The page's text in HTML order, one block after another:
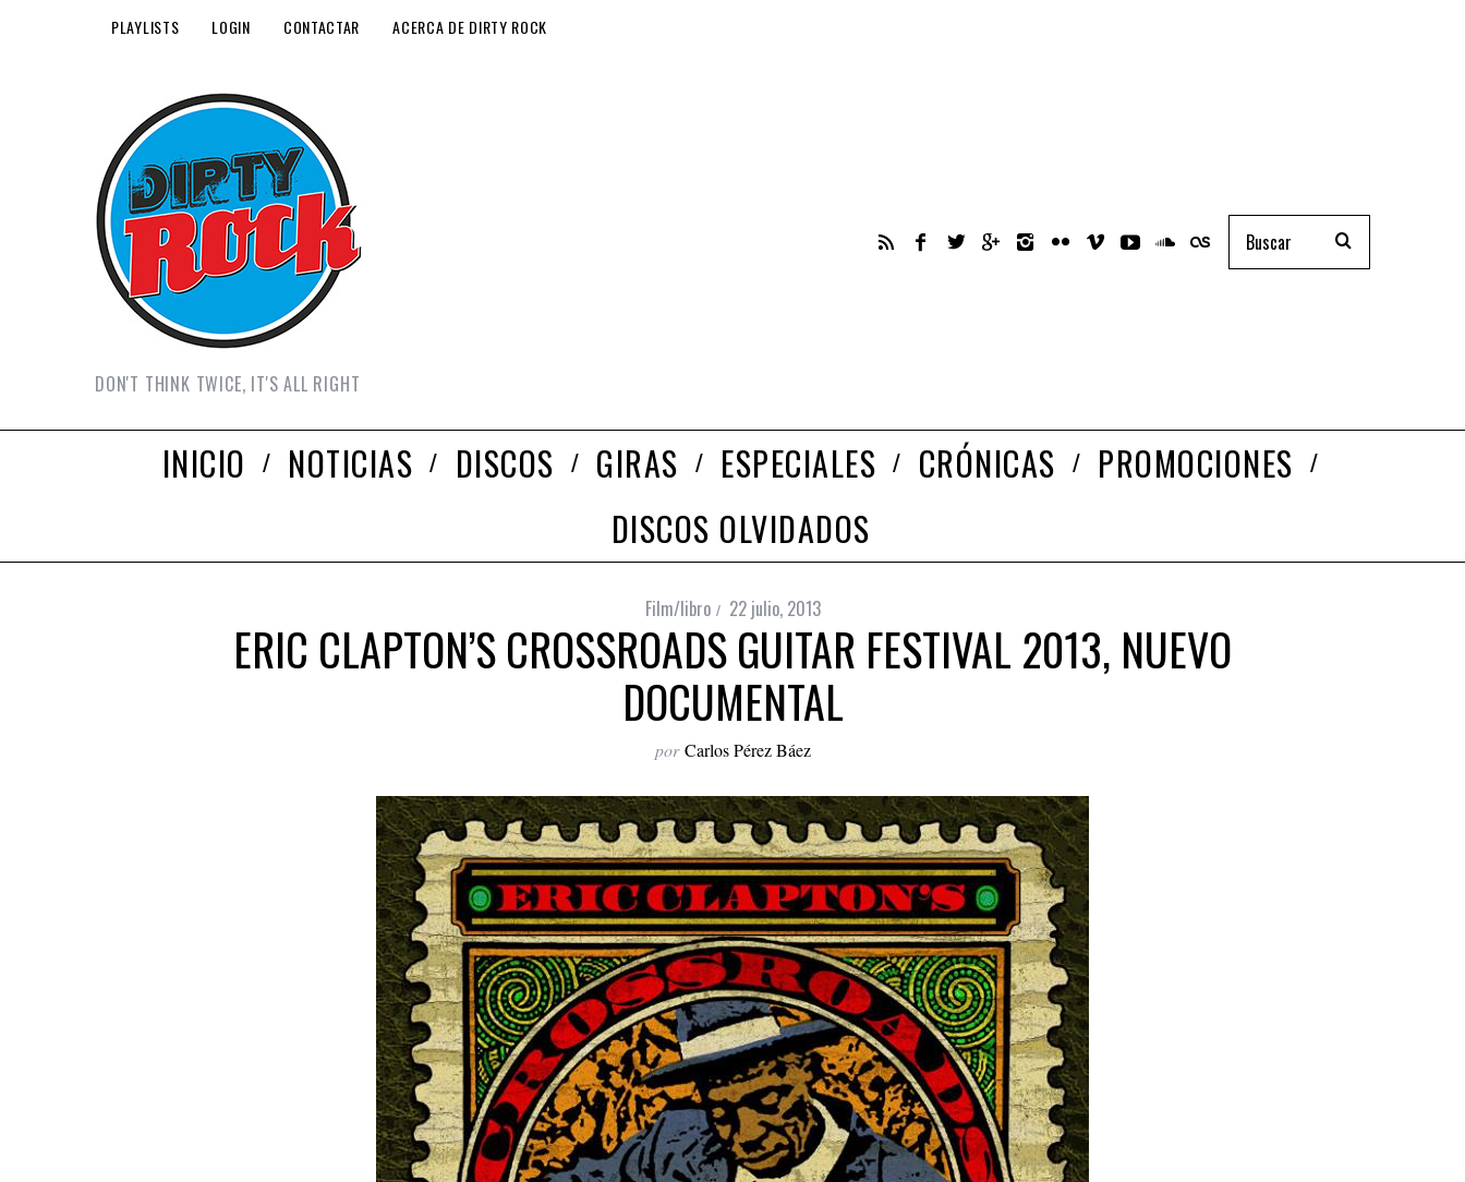
PLAYLISTS LOGIN CONTACTAR ACERCA DE DIRTY ROCK
DON'T THINK TWICE, IT'S ALL RIGHT
INICIO NOTICIAS DISCOS GIRAS ESPECIALES CRÓNICAS
PROMOCIONES
DISCOS OLVIDADOS
Film/libro 22 julio, 2013
ERIC CLAPTON’S CROSSROADS GUITAR FESTIVAL 2013, NUEVO
DOCUMENTAL
por Carlos Pérez Báez